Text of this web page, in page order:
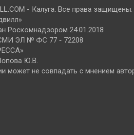
- Калуга. Все права защищены.
Роскомнадзором 24.01.2018
СМИ ЭЛ № ФС 77 - 72208
Ю.В.
может не совпадать с мнением